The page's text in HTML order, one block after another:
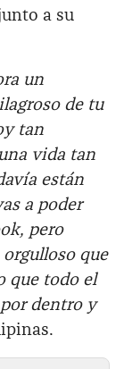
a su
un
de tu
tan
vida tan
están
a poder
pero
que
que todo el
dentro y